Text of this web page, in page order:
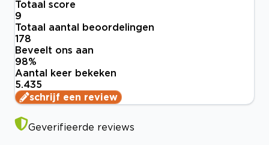
Totaal score
9
Totaal aantal beoordelingen
178
Beveelt ons aan
98%
Aantal keer bekeken
5.435
schrijf een review
Geverifieerde reviews